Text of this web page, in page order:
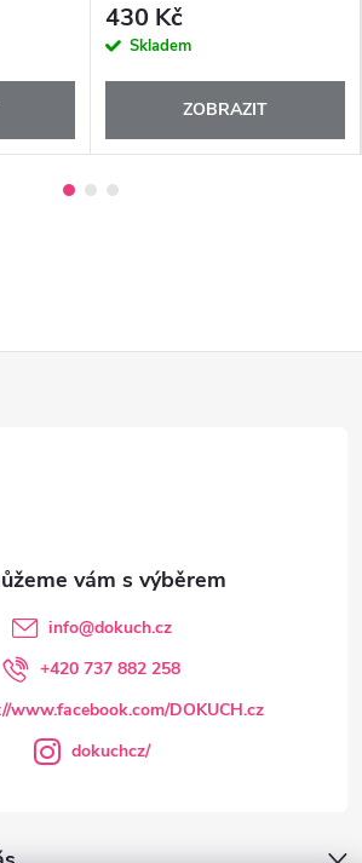
430 Kč
Skladem
ZOBRAZIT
info@dokuch.cz
+420 737 882 258
www.facebook.com/DOKUCH.cz
dokuchcz/